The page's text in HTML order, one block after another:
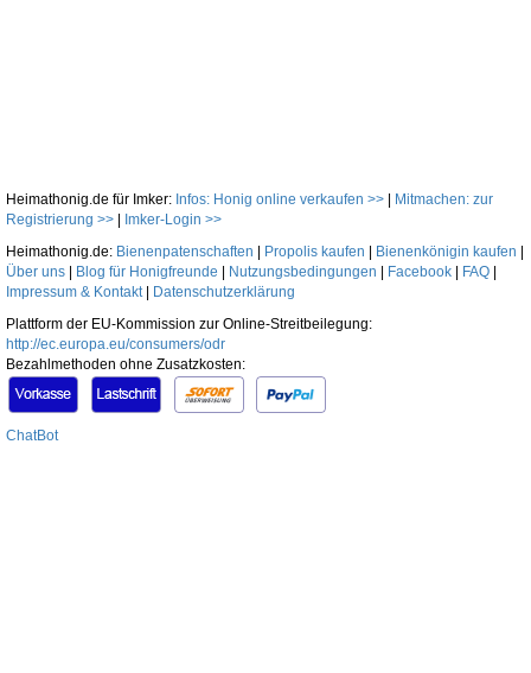
Heimathonig.de für Imker: Infos: Honig online verkaufen >>
Mitmachen: zur
Registrierung >>
Imker-Login >>
Heimathonig.de: Bienenpatenschaften Propolis kaufen Bienenkönigin kaufen
Über uns
Blog für Honigfreunde Nutzungsbedingungen Facebook FAQ
Impressum & Kontakt|
Datenschutzerklärung
Plattform der EU-Kommission zur Online-Streitbeilegung:
http://ec.europa.eu/consumers/odr
Bezahlmethoden ohne Zusatzkosten:
ChatBot